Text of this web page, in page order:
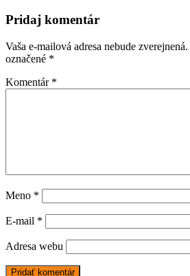
Pridaj komentár
Vaša e-mailová adresa nebude zverejnená.
označené *
Komentár *
Meno *
E-mail *
Adresa webu